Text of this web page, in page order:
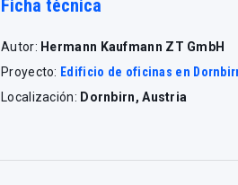
Ficha técnica
Autor: Hermann Kaufmann ZT GmbH
Proyecto: Edificio de oficinas en
Localización: Dornbirn, Austria